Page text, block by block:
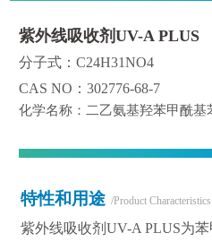
紫外线吸收剂UV-A PLUS
分子式：C24H31NO4
CAS NO：302776-68-7
化学名称：二乙氨基羟苯甲酰基
特性和用途 /Product Characteristics
紫外线吸收剂UV-A PLUS为